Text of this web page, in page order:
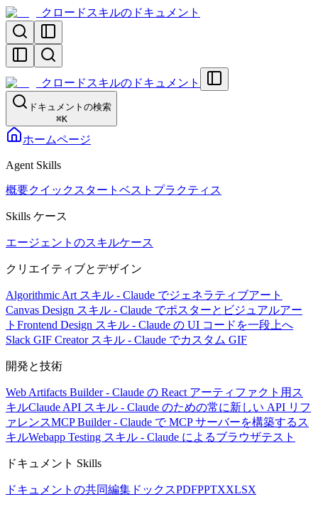
クロードスキルのドキュメント
クロードスキルのドキュメント
ドキュメントの検索
⌘K
ホームページ
Agent Skills
概要クイックスタート ベストプラクティス
Skills ケース
エージェントのスキルケース
クリエイティブとデザイン
Algorithmic Art スキル - Claude でジェネラティブアート
Canvas Design スキル - Claude でポスターとビジュアルアー
ト Frontend Design スキル - Claude の UI コードを一段上へ
Slack GIF Creator スキル - Claude でカスタム GIF
開発と技術
Web Artifacts Builder - Claude の React アーティファクト用ス
キルClaude API スキル - Claude のための常に新しい API リフ
ァレンスMCP Builder - Claude で MCP サーバーを構築するス
キルWebapp Testing スキル - Claude によるブラウザテスト
ドキュメント Skills
ドキュメントの共同編集 ドックスPDFPPTXXLSX